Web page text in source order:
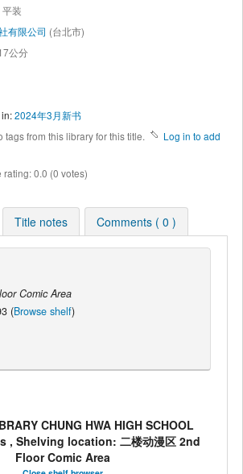
装
有限公司 (台北市)
公分
2024年3月新书
tags from this library for this title.
Log in to add
rating: 0.0 (0 votes)
Title notes Comments ( 0 )
Comic Area
(Browse shelf)
CHUNG HWA HIGH SCHOOL
, Shelving location: 二楼动漫区 2nd
Floor Comic Area